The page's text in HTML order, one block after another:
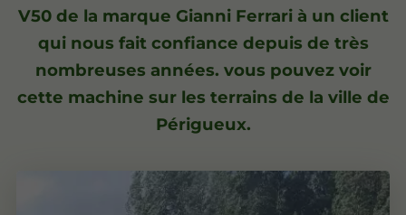
V50 de la marque Gianni Ferrari à un client
qui nous fait confiance depuis de très
nombreuses années. vous pouvez voir
cette machine sur les terrains de la ville de
Périgueux.